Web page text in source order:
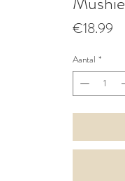
€18.99
Aantal *